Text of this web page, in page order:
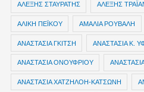
ΑΛΕΞΗΣ ΣΤΑΥΡΑΤΗΣ ΑΛΕΞΗΣ
ΑΛΙΚΗ ΠΕΪΚΟΥ ΑΜΑΛΙΑ ΡΟΥΒΑΛΗ
ΑΝΑΣΤΑΣΙΑ ΓΚΙΤΣΗ ΑΝΑΣΤΑΣΙΑ Κ.
ΑΝΑΣΤΑΣΙΑ ΟΝΟΥΦΡΙΟΥ
ΑΝΑΣΤΑΣΙΑ ΧΑΤΖΗΛΟΗ-ΚΑΤΣΩΝΗ